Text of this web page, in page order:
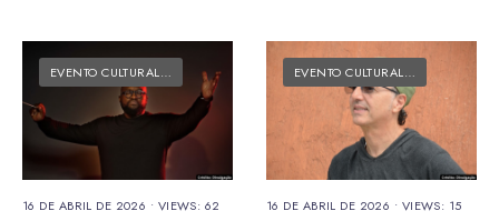
EVENTO CULTURAL
• MATÉRIAS DO FOLK
16 DE ABRIL DE 2026 • VIEWS: 62
EVENTO CULTURAL
•
16 DE ABRIL DE 2026 • VIEWS: 15